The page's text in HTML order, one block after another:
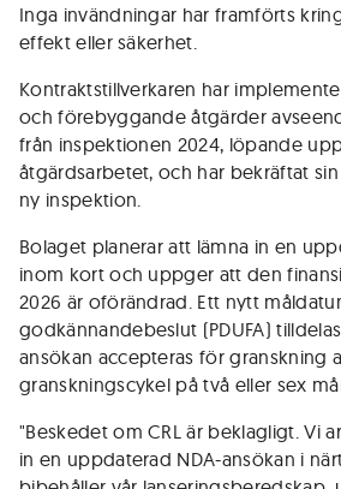
Inga invändningar har framförts
effekt eller säkerhet.
Kontraktstillverkaren har
och förebyggande åtgärder
från inspektionen 2024, löpande
åtgärdsarbetet, och har bekräftat
ny inspektion.
Bolaget planerar att lämna in en
inom kort och uppger att den
2026 är oförändrad. Ett nytt
godkännandebeslut (PDUFA)
ansökan accepteras för granskning
granskningscykel på två eller sex
"Beskedet om CRL är beklagligt. Vi
in en uppdaterad NDA-ansökan i